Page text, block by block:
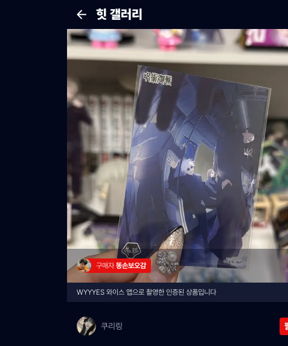
힛 갤러리
구매자 똥손보오감
WYYYES 와이스 앱으로 촬영한 인증된 상품입니다
쿠리링